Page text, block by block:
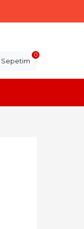
Sepetim
0